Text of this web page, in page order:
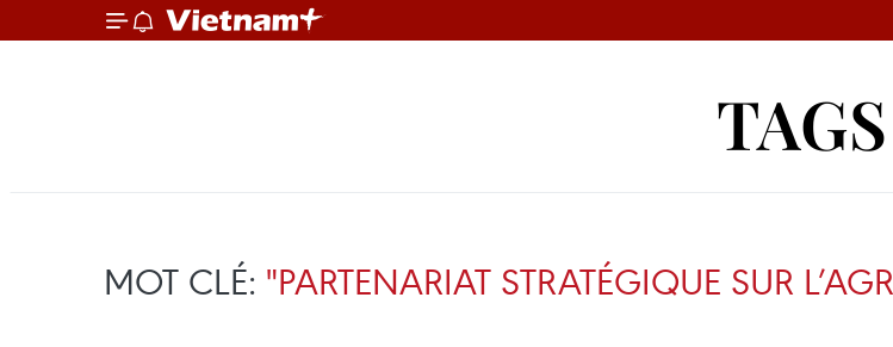
TAGS
MOT CLÉ: "PARTENARIAT STRATÉGIQUE SUR